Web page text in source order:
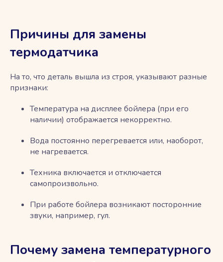
Причины для замены
термодатчика
На то, что деталь вышла из строя, указывают разные
признаки:
Температура на дисплее бойлера (при его
наличии) отображается некорректно.
Вода постоянно перегревается или, наоборот,
не нагревается.
Техника включается и отключается
самопроизвольно.
При работе бойлера возникают посторонние
звуки, например, гул.
Почему замена температурного